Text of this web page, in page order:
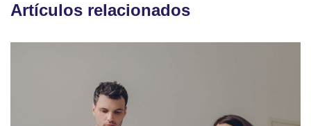
Artículos relacionados